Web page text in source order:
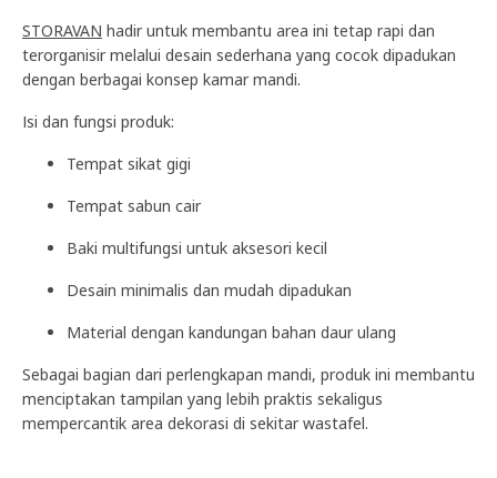
STORAVAN hadir untuk membantu area ini tetap rapi dan
terorganisir melalui desain sederhana yang cocok dipadukan
dengan berbagai konsep kamar mandi.
Isi dan fungsi produk:
Tempat sikat gigi
Tempat sabun cair
Baki multifungsi untuk aksesori kecil
Desain minimalis dan mudah dipadukan
Material dengan kandungan bahan daur ulang
Sebagai bagian dari perlengkapan mandi, produk ini membantu
menciptakan tampilan yang lebih praktis sekaligus
mempercantik area dekorasi di sekitar wastafel.